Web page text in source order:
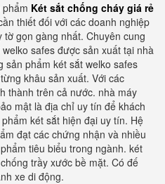
Két sắt chống cháy giá rẻ
thiết đối với các doanh nghiệp
gọn gàng nhất. Chuyên cung
safes được sản xuất tại nhà
sản phẩm két sắt welko safes
khâu sản xuất. Với các
thành trên cả nước. nhà máy
mật là địa chỉ uy tín để khách
két sắt hiện đại uy tín. Hệ
đạt các chứng nhận và nhiều
tiêu biểu trong ngành. két
trầy xước bề mặt. Có đế
xe di động.